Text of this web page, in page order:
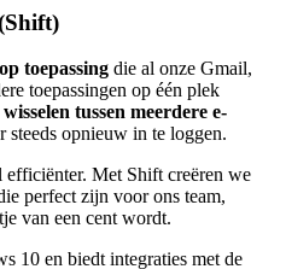
toepassing die al onze Gmail,
toepassingen op één plek
wisselen tussen meerdere e-
steeds opnieuw in te loggen.
Met Shift creëren we
perfect zijn voor ons team,
van een cent wordt.
10 en biedt integraties met de